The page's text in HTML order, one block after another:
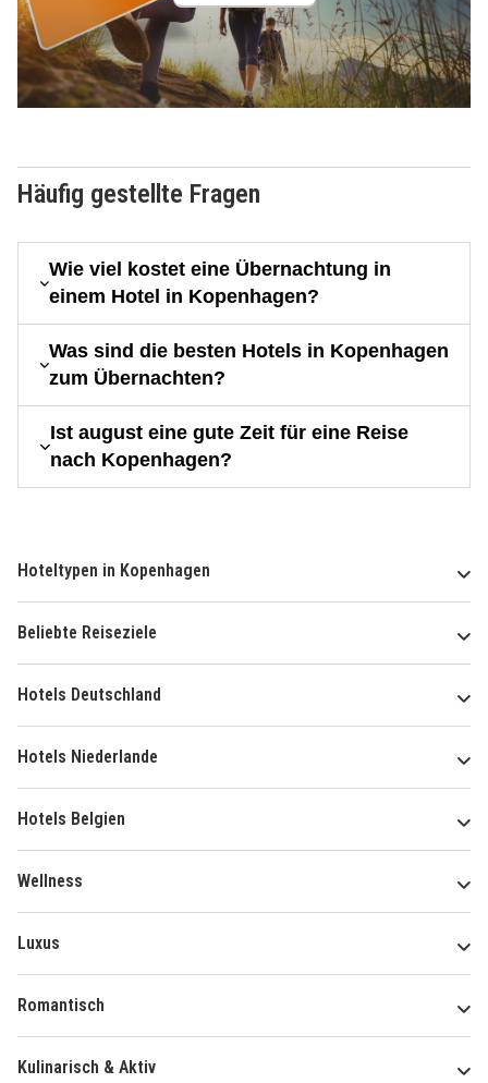
Häufig gestellte Fragen
Wie viel kostet eine Übernachtung in
einem Hotel in Kopenhagen?
Was sind die besten Hotels in Kopenhagen
zum Übernachten?
Ist august eine gute Zeit für eine Reise
nach Kopenhagen?
Hoteltypen in Kopenhagen
Beliebte Reiseziele
Hotels Deutschland
Hotels Niederlande
Hotels Belgien
Wellness
Luxus
Romantisch
Kulinarisch & Aktiv